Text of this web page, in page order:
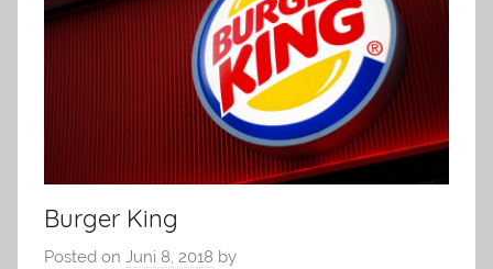
Burger King
Posted on Juni 8, 2018 by